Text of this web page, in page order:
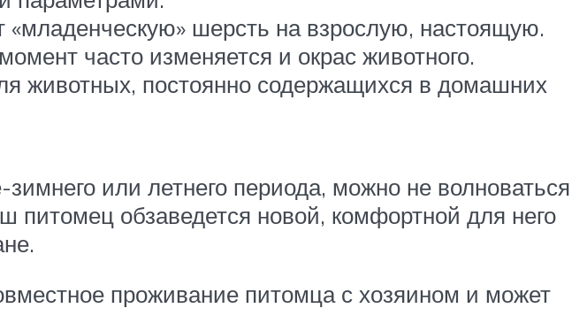
«младенческую» шерсть на взрослую, настоящую.
часто изменяется и окрас животного.
животных, постоянно содержащихся в домашних
или летнего периода, можно не волноваться
питомец обзаведется новой, комфортной для него
проживание питомца с хозяином и может